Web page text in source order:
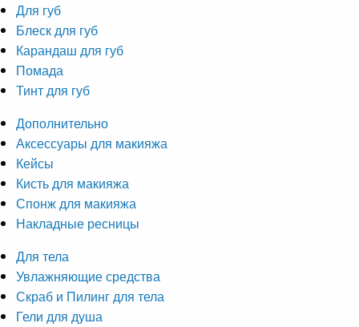
Для губ
Блеск для губ
Карандаш для губ
Помада
Тинт для губ
Дополнительно
Аксессуары для макияжа
Кейсы
Кисть для макияжа
Спонж для макияжа
Накладные ресницы
Для тела
Увлажняющие средства
Скраб и Пилинг для тела
Гели для душа